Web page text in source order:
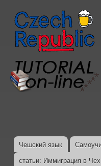
Главное меню
Чешский язык
статьи: Иммиграция в